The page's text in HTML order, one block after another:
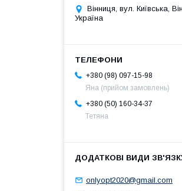
Вінниця, вул. Київська,
Україна
+380 (98) 097-15-98
Яна (прийом замовлень)
+380 (50) 160-34-37
Тетяна
onlyopt2020@gmail.com